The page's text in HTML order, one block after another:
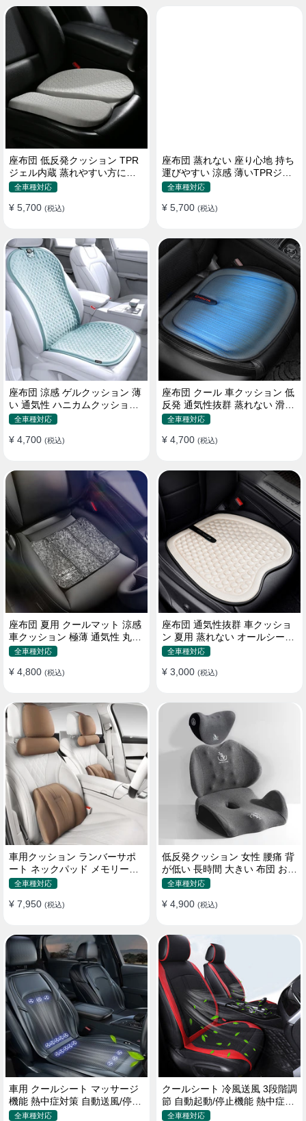
座布団 低反発クッション TPR
ジェル内蔵 蒸れやすい方にお
勧め おしり 熱い
全車種対応
¥ 5,700 (税込)
座布団 蒸れない 座り心地 持ち
運びやすい 涼感 薄いTPRジェ
ル内蔵 多用途
全車種対応
¥ 5,700 (税込)
座布団 涼感 ゲルクッション 薄
い 通気性 ハニカムクッション
四季通用 おすすめ
全車種対応
¥ 4,700 (税込)
座布団 クール 車クッション 低
反発 通気性抜群 蒸れない 滑り
止め おすすめ
全車種対応
¥ 4,700 (税込)
座布団 夏用 クールマット 涼感
車クッション 極薄 通気性 丸洗
いOK すずしい
全車種対応
¥ 4,800 (税込)
座布団 通気性抜群 車クッショ
ン 夏用 蒸れない オールシーズ
ン おしゃれ
全車種対応
¥ 3,000 (税込)
車用クッション ランバーサポ
ート ネックパッド メモリーフ
ォーム 疲労回復
全車種対応
¥ 7,950 (税込)
低反発クッション 女性 腰痛 背
が低い 長時間 大きい 布団 おし
ゃれ 運転 疲労回復
全車種対応
¥ 4,900 (税込)
車用 クールシート マッサージ
機能 熱中症対策 自動送風/停止
機能 24個強力ファン 取付簡単
全車種対応
クールシート 冷風送風 3段階調
節 自動起動/停止機能 熱中症対
策 夏 暑さ対策 取付簡単
全車種対応